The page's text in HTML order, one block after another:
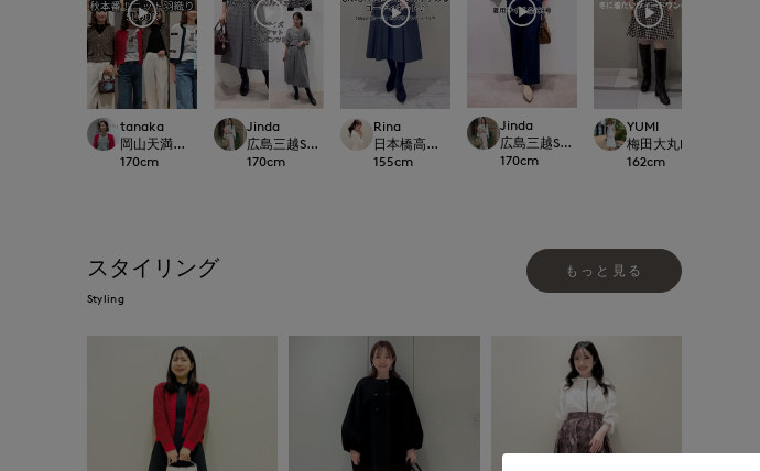
tanaka
岡山天満屋SUPERIORCLOSET
170cm
Jinda
広島三越SUPERIORCLOSET
170cm
Rina
日本橋高島屋M Maglie le cassetto
155cm
Jinda
広島三越SUPERIORCLOSET
170cm
YUMI
梅田大丸INED
162cm
スタイリング
Styling
もっと見る